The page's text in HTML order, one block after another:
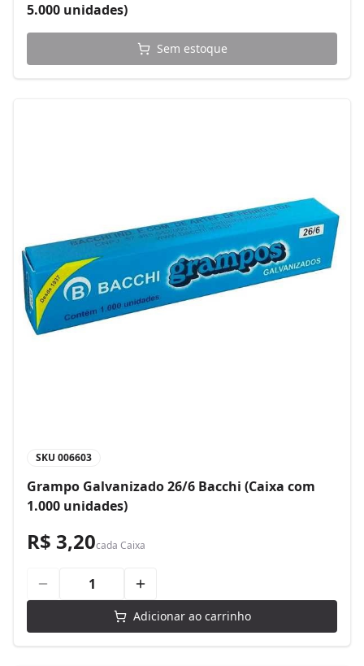
5.000 unidades)
Sem estoque
SKU 006603
Grampo Galvanizado 26/6 Bacchi (Caixa com
1.000 unidades)
R$ 3,20cada Caixa
Adicionar ao carrinho